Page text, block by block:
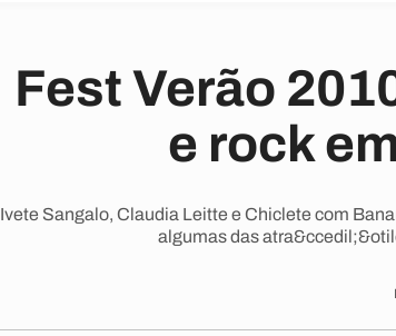
Fest Verão
e rock
Ivete Sangalo, Claudia Leitte e Chiclete com
algumas das